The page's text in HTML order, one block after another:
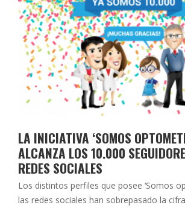
LA INICIATIVA ‘SOMOS
ALCANZA LOS 10.000
REDES SOCIALES
Los distintos perfiles que posee ‘Somos
las redes sociales han sobrepasado la